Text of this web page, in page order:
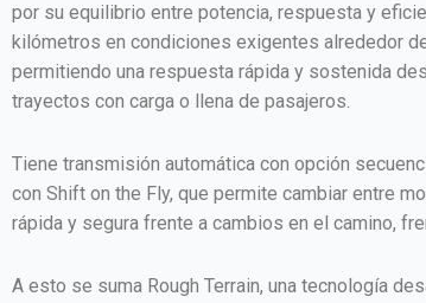
por su equilibrio entre potencia, respuesta y
kilómetros en condiciones exigentes alrededor
permitiendo una respuesta rápida y sostenida
trayectos con carga o llena de pasajeros.
Tiene transmisión automática con opción
con Shift on the Fly, que permite cambiar entre
rápida y segura frente a cambios en el camino,
A esto se suma Rough Terrain, una tecnología